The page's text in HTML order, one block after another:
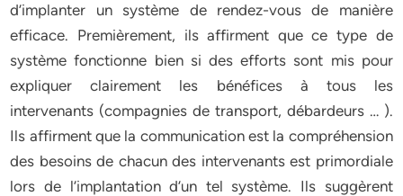
d’implanter un système de rendez-vous de manière
efficace. Premièrement, ils affirment que ce type de
système fonctionne bien si des efforts sont mis pour
expliquer clairement les bénéfices à tous les
intervenants (compagnies de transport, débardeurs … ).
Ils affirment que la communication est la compréhension
des besoins de chacun des intervenants est primordiale
lors de l’implantation d’un tel système. Ils suggèrent